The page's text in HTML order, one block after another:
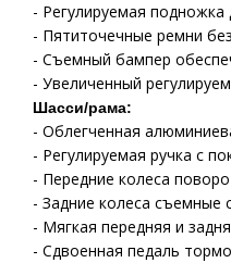
- Регулируемая подножка
- Пятиточечные ремни
- Съемный бампер
- Увеличенный
Шасси/рама:
- Облегченная
- Регулируемая ручка с
- Передние колеса
- Задние колеса съемные
- Мягкая передняя и
- Сдвоенная педаль